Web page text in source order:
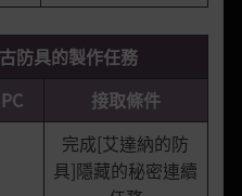
防具的製作任務
接取條件
完成[艾達納的防
具]隱藏的秘密連續